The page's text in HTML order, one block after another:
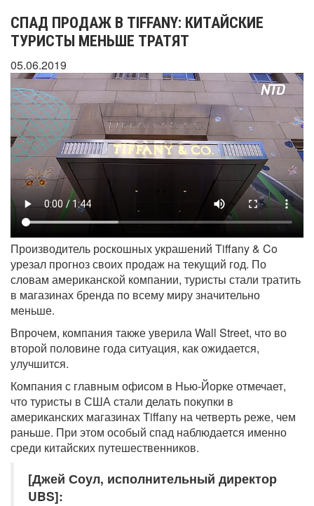
СПАД ПРОДАЖ В TIFFANY: КИТАЙСКИЕ
ТУРИСТЫ МЕНЬШЕ ТРАТЯТ
05.06.2019
Производитель роскошных украшений Tiffany & Co
урезал прогноз своих продаж на текущий год. По
словам американской компании, туристы стали тратить
в магазинах бренда по всему миру значительно
меньше.
Впрочем, компания также уверила Wall Street, что во
второй половине года ситуация, как ожидается,
улучшится.
Компания с главным офисом в Нью-Йорке отмечает,
что туристы в США стали делать покупки в
американских магазинах Tiffany на четверть реже, чем
раньше. При этом особый спад наблюдается именно
среди китайских путешественников.
[Джей Соул, исполнительный директор
UBS]: